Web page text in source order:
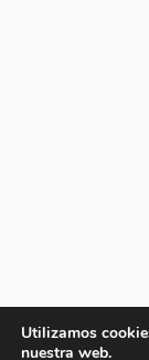
Utilizamos
nuestra web.